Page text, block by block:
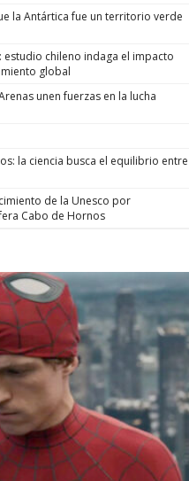
la Antártica fue un territorio verde
estudio chileno indaga el impacto
global
unen fuerzas en la lucha
la ciencia busca el equilibrio entre
de la Unesco por
Cabo de Hornos